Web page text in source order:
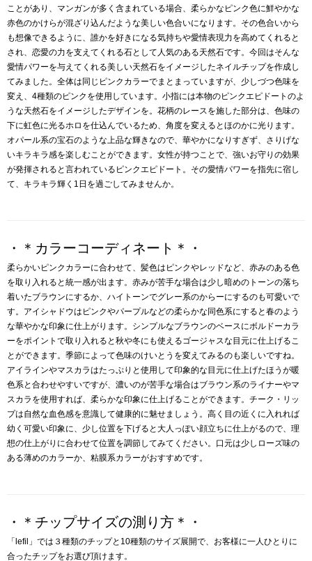
ことがあり、マンガンが多く含まれている場合、柔らかなピンク色に鮮やかな
赤色のかけらが混ざり込んだような美しい色合いになります。その色合いから
も想像できるように、誰かを好きになる気持ちや愛情表現力を高めてくれると
され、恋愛の力を支えてくれる石として人気のある天然石です。今回はそんな
愛情パワーを与えてくれる美しい天然石をイメージしたネイルチップを作成し
てみました。全体は同じピンクカラーでまとまっていますが、少しづつ色味を
変え、4種類のピンクを使用しています。小指には本物のピンクエピドートのよ
うな天然石をイメージしたデザインを。花柄のレースを施した部分は、色味の
下に虹色に光るホロを仕込んでいるため、角度を変えるとほのかに光ります。
オパール系の宝石のような上品な輝きなので、華やかになりすぎず、さりげな
いキラキラ感を楽しむことができます。女性が持つことで、強いお守りの効果
が発揮されると言われているピンクエピドート。その愛情パワーを指先に宿し
て、キラキラ輝く1日を過ごしてみませんか。
・＊カラーコーディネート＊・
柔らかいピンクカラーに合わせて、髪色はピンクやレッドなど、赤みのある色
を取り入れると統一感が出ます。赤みが苦手な場合は少し暗めのトーンの落ち
着いたブラウンにするか、ハイトーンでグレー系のからーにするのも可愛いで
す。アイシャドウはピンクやパープルなどの柔らかな同色系にすると春のよう
な華やかな印象に仕上がります。シンプルなブラウンのベースにボルドーカラ
ーをポイントで取り入れると秋や冬にも使えるゴージャスな目元に仕上げるこ
とができます。季節によって色味のけいとうを変えてみるのも楽しいですね。
アイラインやマスカラはたっぷりと使用して印象的な目元に仕上げたほうが暖
色系と合わせやすいですが、濃いのが苦手な場合はブラウン系のライナーやマ
スカラを使用すれば、柔らかな印象に仕上げることができます。チーク・リッ
プは自然な血色感を意識して健康的に魅せましょう。高く目の近くに入れれば
幼く可愛い印象に、少し位置を下げると大人っぽい顔立ちに仕上がるので、理
想の仕上がりに合わせて位置を調節してみてください。口元は少しローズ味の
ある薄めのカラーか、粘膜系カラーがおすすめです。
・＊チップサイズの測り方＊・
「lefil」では３種類のチップと10種類のサイズ展開で、お客様に一人ひとりに
合ったチップをお選び頂けます。